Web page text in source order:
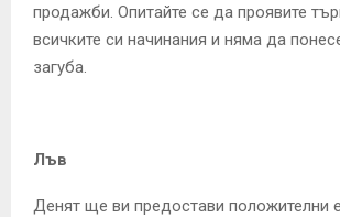
продажби. Опитайте се да проявите
всичките си начинания и няма да
загуба.
Лъв
Денят ще ви предостави положителни